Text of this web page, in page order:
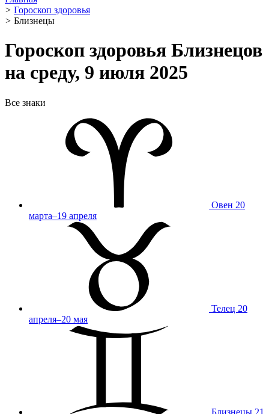
> Гороскоп здоровья
> Близнецы ️
Гороскоп здоровья Близнецов
на среду, 9 июля 2025
Все знаки
Овен 20
марта–19 апреля
Телец 20
апреля–20 мая
Близнецы 21